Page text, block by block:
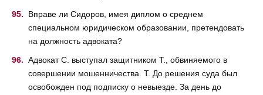
Вправе ли Сидоров, имея диплом о среднем
специальном юридическом образовании, претендовать
на должность адвоката?
Адвокат С. выступал защитником Т., обвиняемого в
совершении мошенничества. Т. До решения суда был
освобожден под подписку о невыезде. За день до